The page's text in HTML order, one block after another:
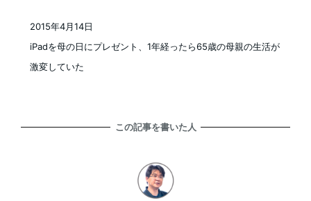
iPadを母の日にプレゼント、1年経ったら65歳の母親の生活が
激変していた
2015年4月14日
この記事を書いた人